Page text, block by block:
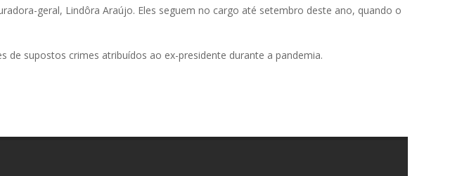
geral, Lindôra Araújo. Eles seguem no cargo até setembro deste ano, quando o
supostos crimes atribuídos ao ex-presidente durante a pandemia.